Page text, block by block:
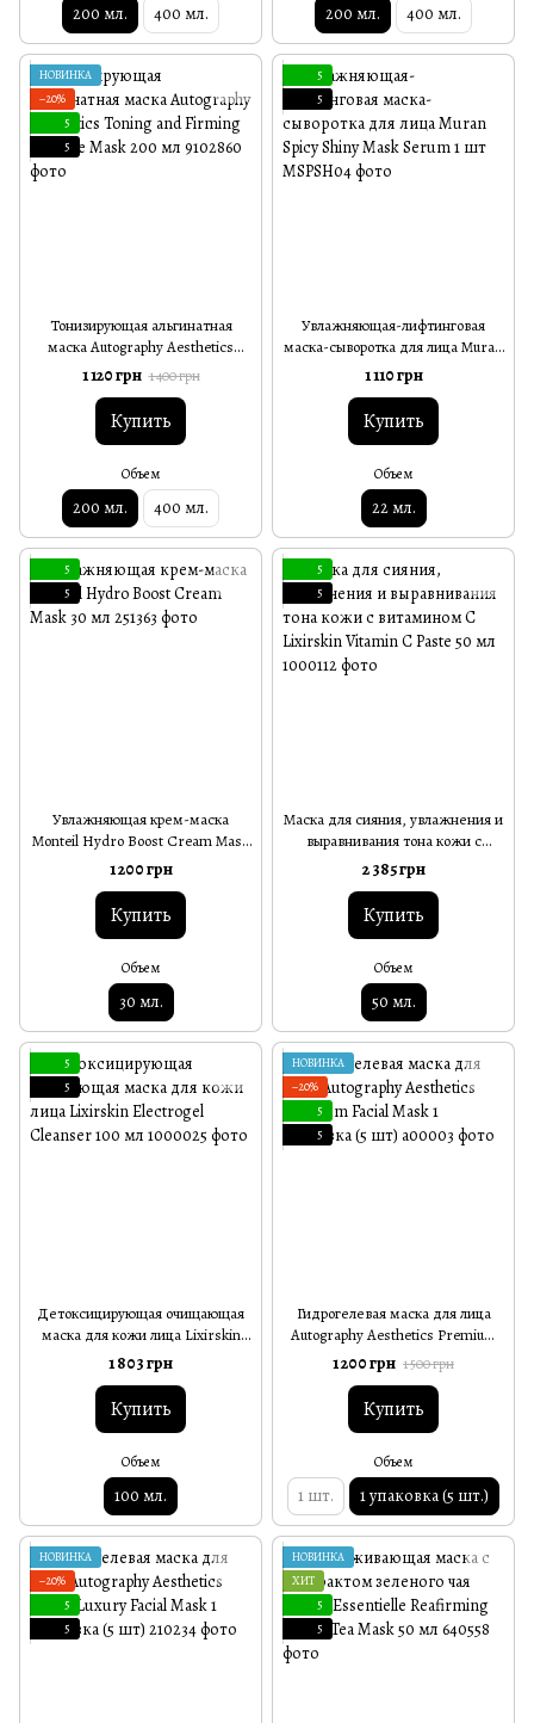
200 мл. 400 мл. 200 мл. 400 мл.
НОВИНКА
−20%
5
5
Тонизирующая альгинатная
маска Autography Aesthetics
Toning and Firming Alginate Mask
200 мл
1 120 грн 1 400 грн
Купить
Объем
200 мл. 400 мл.
5
5
Увлажняющая-лифтинговая
маска-сыворотка для лица Muran
Spicy Shiny Mask Serum 1 шт
1 110 грн
Купить
Объем
22 мл.
5
5
Увлажняющая крем-маска
Monteil Hydro Boost Cream Mask
30 мл
1 200 грн
Купить
Объем
30 мл.
5
5
Маска для сияния, увлажнения и
выравнивания тона кожи с
витамином С Lixirskin Vitamin C
Paste 50 мл
2 385 грн
Купить
Объем
50 мл.
5
5
Детоксицирующая очищающая
маска для кожи лица Lixirskin
Electrogel Cleanser 100 мл
1 803 грн
Купить
Объем
100 мл.
НОВИНКА
−20%
5
5
Гидрогелевая маска для лица
Autography Aesthetics Premium
Facial Mask 1 упаковка (5 шт)
1 200 грн 1 500 грн
Купить
Объем
1 шт. 1 упаковка (5 шт.)
НОВИНКА
−20%
5
5
НОВИНКА
ХИТ
5
5